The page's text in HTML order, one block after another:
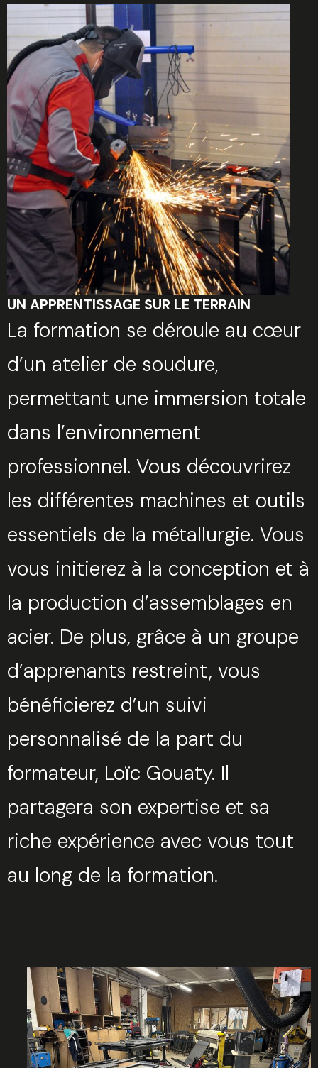
UN APPRENTISSAGE SUR LE TERRAIN
La formation se déroule au cœur
d’un atelier de soudure,
permettant une immersion totale
dans l’environnement
professionnel. Vous découvrirez
les différentes machines et outils
essentiels de la métallurgie. Vous
vous initierez à la conception et à
la production d’assemblages en
acier. De plus, grâce à un groupe
d’apprenants restreint, vous
bénéficierez d’un suivi
personnalisé de la part du
formateur, Loïc Gouaty. Il
partagera son expertise et sa
riche expérience avec vous tout
au long de la formation.